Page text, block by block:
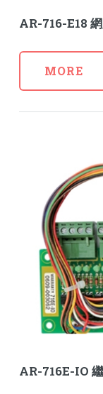
AR-716-E18
MORE
AR-716E-IO